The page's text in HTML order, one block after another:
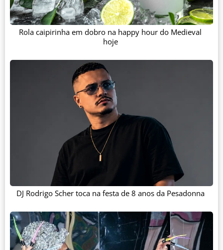
Rola caipirinha em dobro na happy hour do Medieval
hoje
DJ Rodrigo Scher toca na festa de 8 anos da Pesadonna